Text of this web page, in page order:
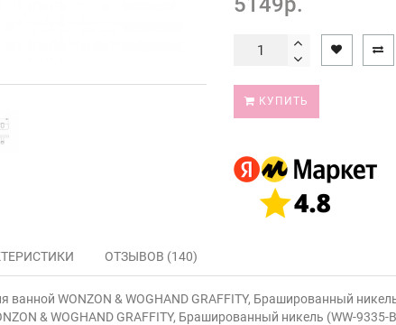
КУПИТЬ
ОТЗЫВОВ (140)
WONZON & WOGHAND GRAFFITY, Брашированный
& WOGHAND GRAFFITY, Брашированный никель (WW-